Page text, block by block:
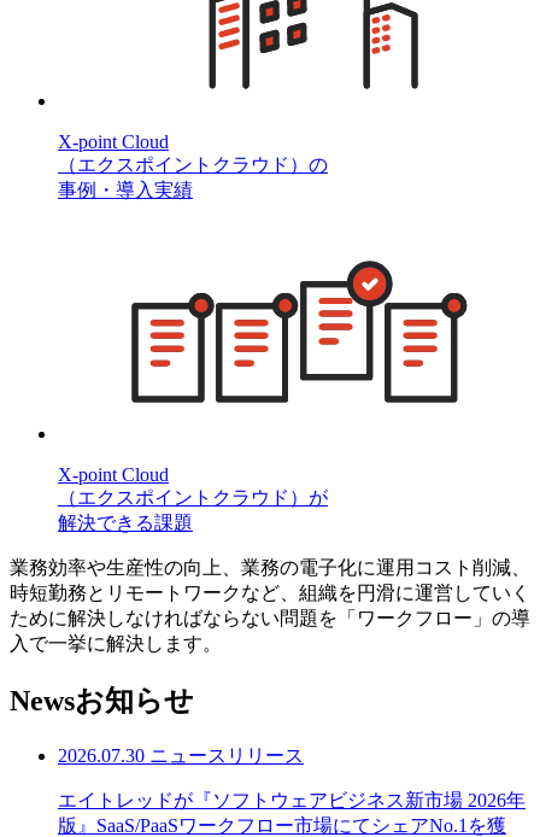
X-point Cloud
（エクスポイントクラウド）の
事例・導入実績
X-point Cloud
（エクスポイントクラウド）が
解決できる課題
業務効率や生産性の向上、業務の電子化に運用コスト削減、
時短勤務とリモートワークなど、組織を円滑に運営していく
ために解決しなければならない問題を「 ワークフロー 」の導
入で一挙に解決します。
Newsお知らせ
2026.07.30 ニュースリリース
エイトレッドが『ソフトウェアビジネス新市場 2026年
版』SaaS/PaaSワークフロー市場にてシェアNo.1を獲